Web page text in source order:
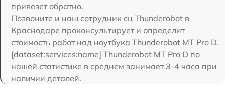
привезет обратно.
Позвоните и наш сотрудник сц Thunderobot в
Краснодаре проконсультирует и определит
стоимость работ над ноутбука Thunderobot MT Pro D.
[dataset:services:name] Thunderobot MT Pro D по
нашей статистике в среднем занимает 3-4 часа при
наличии деталей.